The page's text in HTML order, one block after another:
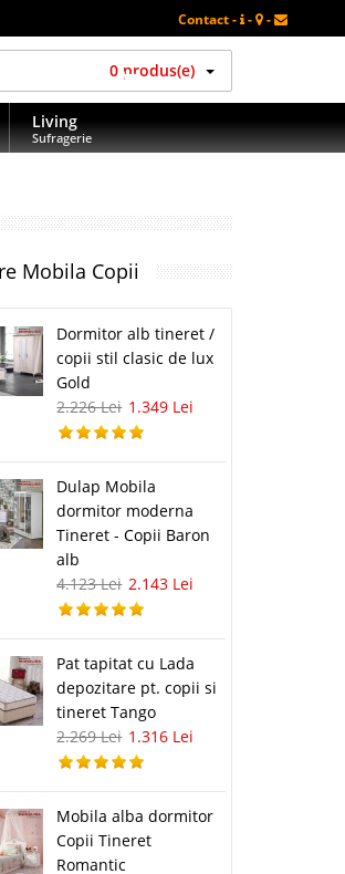
Contact - - -
0 produs(e)
Living
Sufragerie
Mobila Copii
Dormitor alb tineret /
copii stil clasic de lux
Gold
2.226 Lei 1.349 Lei
Dulap Mobila
dormitor moderna
Tineret - Copii Baron
alb
4.123 Lei 2.143 Lei
Pat tapitat cu Lada
depozitare pt. copii si
tineret Tango
2.269 Lei 1.316 Lei
Mobila alba dormitor
Copii Tineret
Romantic